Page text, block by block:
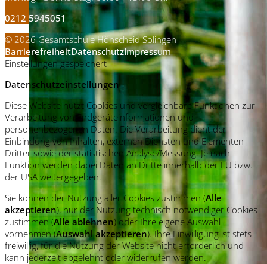
0212 5945051
© 2026 Gesamtschule Höhscheid Solingen
BarrierefreiheitDatenschutzImpressum
Einstellungen gespeichert
Datenschutzeinstellungen
Diese Website nutzt Cookies und vergleichbare Funktionen zur
Verarbeitung von Endgeräteinformationen und
personenbezogenen Daten. Die Verarbeitung dient der
Einbindung von Inhalten, externen Diensten und Elementen
Dritter sowie der statistischen Analyse/Messung. Je nach
Funktion werden dabei Daten an Dritte innerhalb der EU bzw.
der USA weitergegeben.
Sie können der Nutzung aller Cookies zustimmen (Alle
akzeptieren), nur der Nutzung technisch notwendiger Cookies
zustimmen (Alle ablehnen) oder Ihre eigene Auswahl
vornehmen (Auswahl akzeptieren). Ihre Einwilligung ist stets
freiwillig, für die Nutzung der Website nicht erforderlich und
kann jederzeit abgelehnt oder widerrufen werden.